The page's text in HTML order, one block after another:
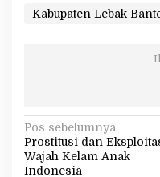
Kabupaten Lebak
N
a
Pos sebelumnya
Prostitusi dan
Wajah Kelam Anak
Indonesia